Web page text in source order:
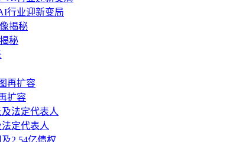
行业迎新变局
秘
扩容
定代表人